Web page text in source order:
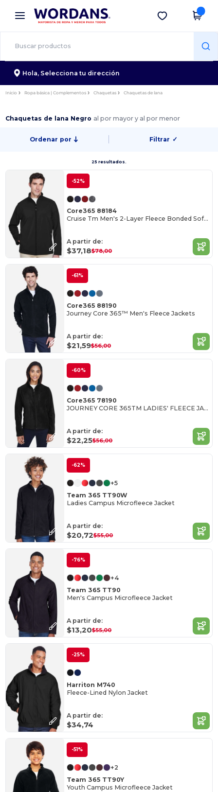
× App de Wordans
¡Mejores precios en app!
Descargar app
Hola, Selecciona tu dirección
Inicio Ropa básica | Complementos Chaquetas Chaquetas de lana
Chaquetas de lana Negro al por mayor y al por menor
Ordenar por Filtrar ✓
25 resultados.
-52%
Core365 88184
Cruise Tm Men's 2-Layer Fleece Bonded Soft Shell Jacket
A partir de:
$37,18$78,00
-61%
Core365 88190
Journey Core 365™ Men's Fleece Jackets
A partir de:
$21,59$56,00
-60%
Core365 78190
JOURNEY CORE 365TM LADIES' FLEECE JACKETS
A partir de:
$22,25$56,00
-62%
+5
Team 365 TT90W
Ladies Campus Microfleece Jacket
A partir de:
$20,72$55,00
-76%
+4
Team 365 TT90
Men's Campus Microfleece Jacket
A partir de:
$13,20$55,00
-25%
Harriton M740
Fleece-Lined Nylon Jacket
A partir de:
$34,74
-51%
+2
Team 365 TT90Y
Youth Campus Microfleece Jacket